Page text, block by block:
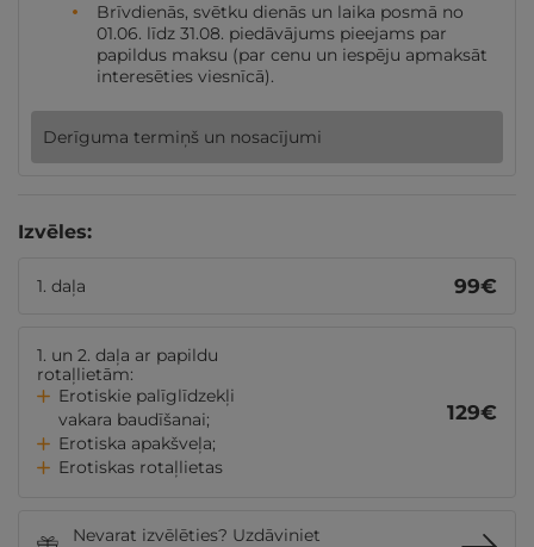
Brīvdienās, svētku dienās un laika posmā no
01.06. līdz 31.08. piedāvājums pieejams par
papildus maksu (par cenu un iespēju apmaksāt
interesēties viesnīcā).
Derīguma termiņš un nosacījumi
Izvēles:
1. daļa 99€
1. un 2. daļa ar papildu
rotaļlietām:
Erotiskie palīglīdzekļi
vakara baudīšanai;
Erotiska apakšveļa;
Erotiskas rotaļlietas
129€
Nevarat izvēlēties? Uzdāviniet